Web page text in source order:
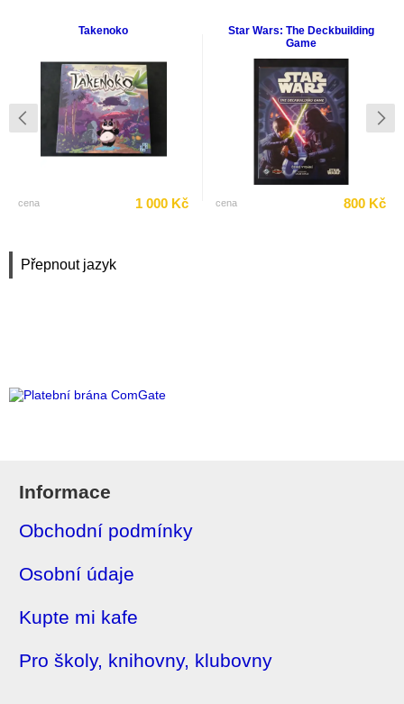
Přepnout jazyk
Takenoko
cena 1 000 Kč
Star Wars: The Deckbuilding
Game
cena 800 Kč
Informace
Obchodní podmínky
Osobní údaje
Kupte mi kafe
Pro školy, knihovny, klubovny